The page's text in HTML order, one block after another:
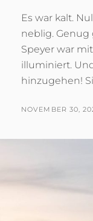
Es war kalt.
neblig.
Speyer war
illuminiert.
hinzugehen!
POSTED
NOVEMBER 30,